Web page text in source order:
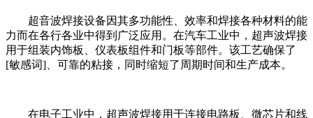
超音波焊接设备因其多功能性、效率和焊接各种材料的能
力而在各行各业中得到广泛应用。在汽车工业中，超声波焊接
用于组装内饰板、仪表板组件和门板等部件。该工艺确保了
[敏感词]、可靠的粘接，同时缩短了周期时间和生产成本。
在电子工业中，超声波焊接用于连接电路板、微芯片和线